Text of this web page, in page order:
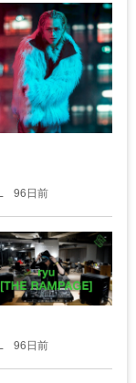
96日前
96日前